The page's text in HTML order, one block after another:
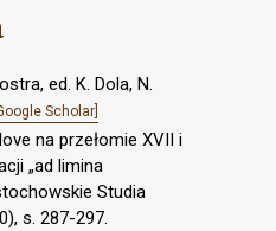
ed. K. Dola, N.
Scholar]
na przełomie XVII i
„ad limina
Studia
s. 287-297.